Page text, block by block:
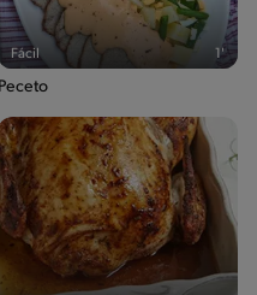
Fácil 1'
Peceto